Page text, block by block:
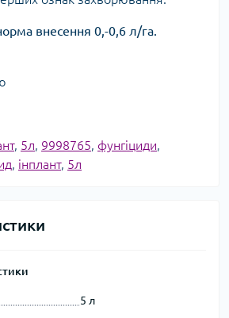
внесення 0,-0,6 л/га.
, 5л, 9998765, фунгіциди,
, інплант, 5л
5 л